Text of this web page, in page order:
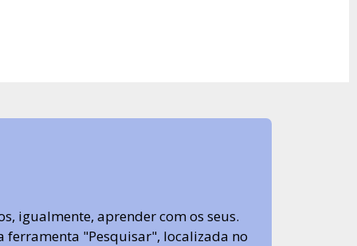
igualmente, aprender com os seus.
ferramenta "Pesquisar", localizada no